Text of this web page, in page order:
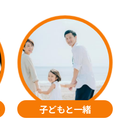
子どもと一緒